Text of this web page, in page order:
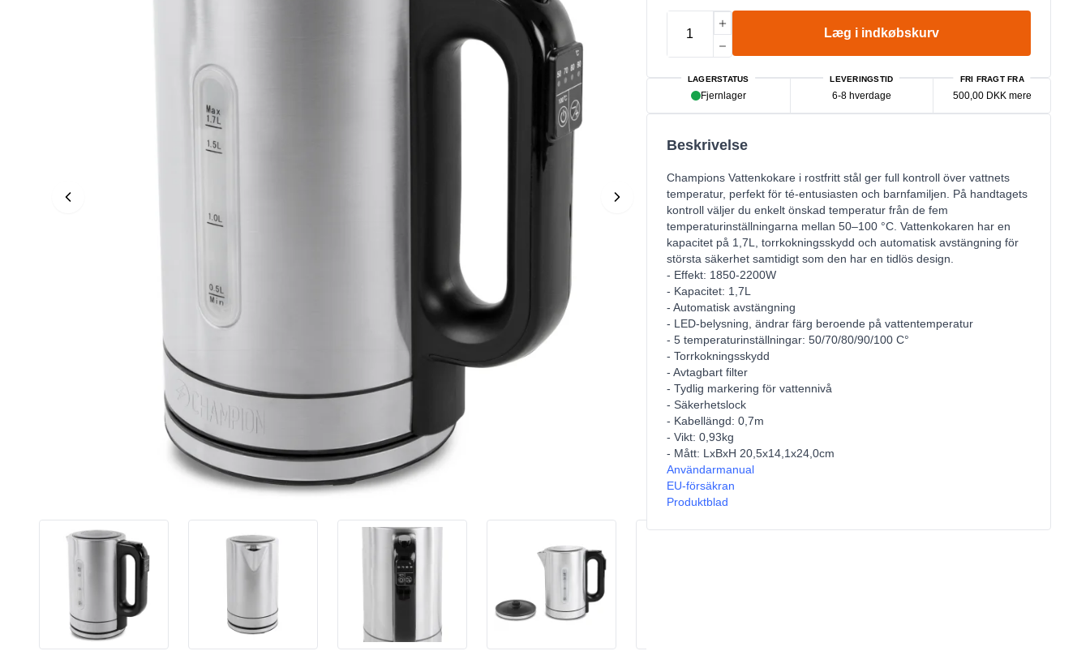
Læg i indkøbskurv
LAGERSTATUS
Fjernlager
LEVERINGSTID
6-8 hverdage
FRI FRAGT FRA
500,00 DKK mere
Beskrivelse
Champions Vattenkokare i rostfritt stål ger full kontroll över vattnets
temperatur, perfekt för té-entusiasten och barnfamiljen. På handtagets
kontroll väljer du enkelt önskad temperatur från de fem
temperaturinställningarna mellan 50–100 °C. Vattenkokaren har en
kapacitet på 1,7L, torrkokningsskydd och automatisk avstängning för
största säkerhet samtidigt som den har en tidlös design.
- Effekt: 1850-2200W
- Kapacitet: 1,7L
- Automatisk avstängning
- LED-belysning, ändrar färg beroende på vattentemperatur
- 5 temperaturinställningar: 50/70/80/90/100 C°
- Torrkokningsskydd
- Avtagbart filter
- Tydlig markering för vattennivå
- Säkerhetslock
- Kabellängd: 0,7m
- Vikt: 0,93kg
- Mått: LxBxH 20,5x14,1x24,0cm
Användarmanual
EU-försäkran
Produktblad